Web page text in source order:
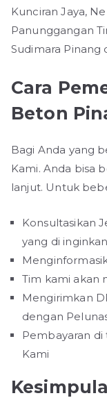
Kunciran Jaya,
Panunggangan
Sudimara Pinang
Cara
Beton
Bagi Anda yang
Kami. Anda bisa
lanjut. Untuk
Konsultasikan
yang di inginkan
Tim kami akan
Mengirimkan
dengan
Pembayaran
Kami